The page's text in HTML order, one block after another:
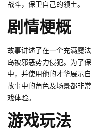
战斗，保卫自己的领土。
剧情梗概
故事讲述了在一个充满魔
岛被邪恶势力侵犯。为了
中，并使用他的才华展示
故事中的角色及场景都非
戏体验。
游戏玩法